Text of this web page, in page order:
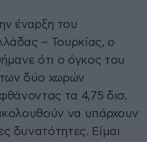
έναρξη του
– Τουρκίας, ο
ότι ο όγκος του
των δύο χωρών
τα 4,75 δισ.
να υπάρχουν
δυνατότητες. Είμαι